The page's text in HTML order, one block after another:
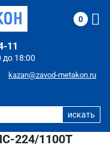
18:00
11
kazan@zavod-metakon.ru
0
224/1100Т